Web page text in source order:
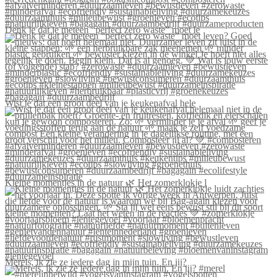
Denk je dat je meteen “perfect zero waste” moet le
Wist je dat een groot deel van je keukenafval hele
Kleine momentjes in de natuur 🌿 Het zomerklokje l
Merels, ik zie ze iedere dag in mijn tuin. En jij?